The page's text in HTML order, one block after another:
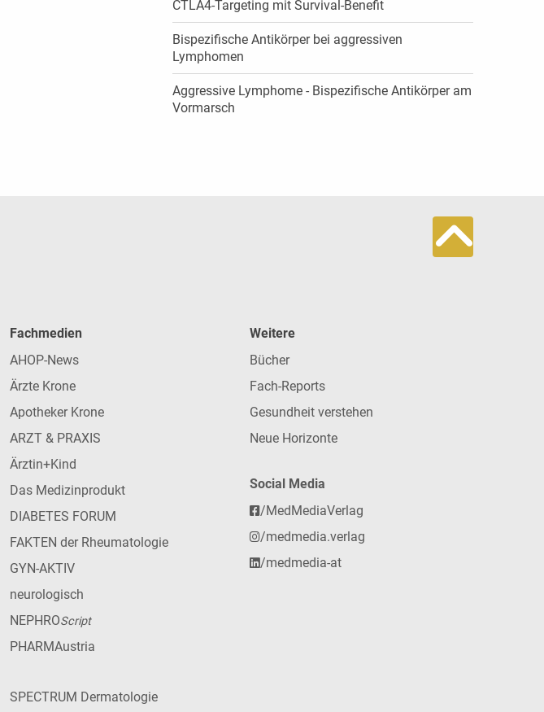
CTLA4-Targeting mit Survival-Benefit
Bispezifische Antikörper bei aggressiven
Lymphomen
Aggressive Lymphome - Bispezifische Antikörper am
Vormarsch
Fachmedien
AHOP-News
Ärzte Krone
Apotheker Krone
ARZT & PRAXIS
Ärztin+Kind
Das Medizinprodukt
DIABETES FORUM
FAKTEN der Rheumatologie
GYN-AKTIV
neurologisch
NEPHROScript
PHARMAustria
SPECTRUM Dermatologie
Weitere
Bücher
Fach-Reports
Gesundheit verstehen
Neue Horizonte
Social Media
/MedMediaVerlag
/medmedia.verlag
/medmedia-at